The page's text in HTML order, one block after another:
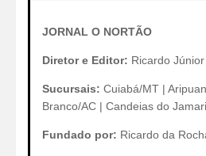
JORNAL O NORTÃO
Diretor e Editor: Ricardo
Sucursais: Cuiabá/MT |
Branco/AC | Candeias do
Fundado por: Ricardo da